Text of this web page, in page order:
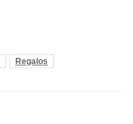
Regalos